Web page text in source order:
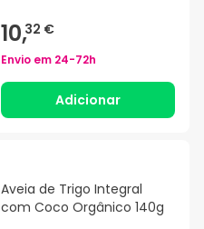
10,32 €
Envio em 24-72h
Adicionar
Aveia de Trigo Integral
com Coco Orgânico 140g